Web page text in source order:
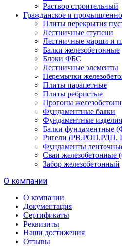
Раствор строительный
Гражданское и
Плиты перекрытия
Лестничные ступени
Лестничные марши и
Балки железобетонные
Блоки ФБС
Лестничные элементы
Перемычки
Плиты парапетные
Плиты ребристые
Прогоны
Фундаментные балки
Фундаментные изделия
Балки фундаментные
Ригели (РВ,РОП,РДП,
Фундаменты
Сваи железобетонные
Забор железобетонный
О компании
О компании
Документация
Сертификаты
Реквизиты
Наши достижения
Отзывы